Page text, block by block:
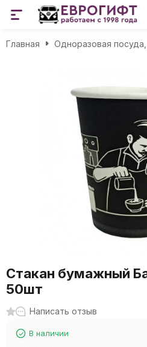
Главная Одноразовая
Стакан бумажный
50шт
Написать отзыв
В наличии